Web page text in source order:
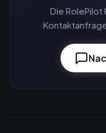
Die RolePilot